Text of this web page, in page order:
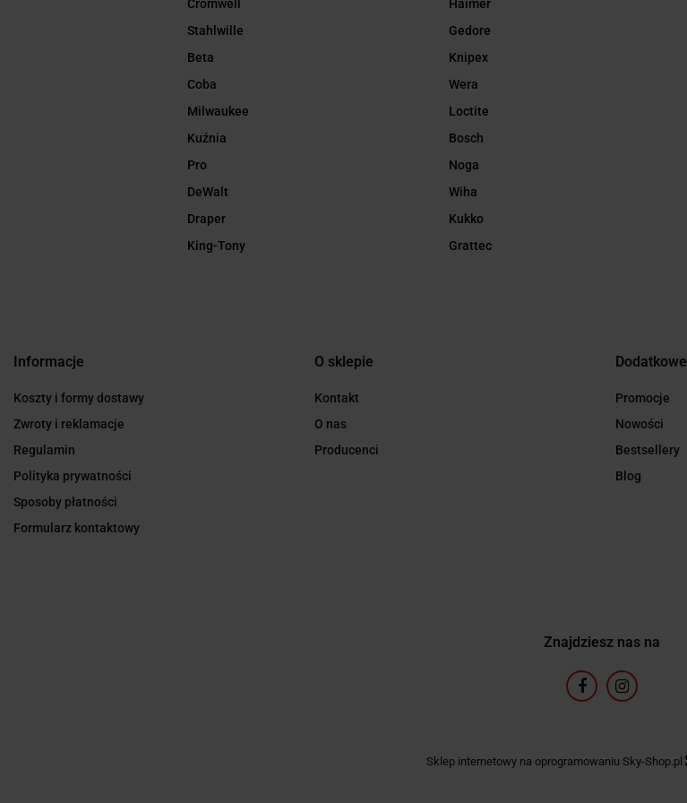
Cromwell
Stahlwille
Beta
Coba
Milwaukee
Kuźnia
Pro
DeWalt
Draper
King-Tony
Haimer
Gedore
Knipex
Wera
Loctite
Bosch
Noga
Wiha
Kukko
Grattec
Informacje
Koszty i formy dostawy
Zwroty i reklamacje
Regulamin
Polityka prywatności
Sposoby płatności
Formularz kontaktowy
O sklepie
Kontakt
O nas
Producenci
Dodatkowe
Promocje
Nowości
Bestsellery
Blog
Znajdziesz nas na
Sklep internetowy na oprogramowaniu Sky-Shop.pl